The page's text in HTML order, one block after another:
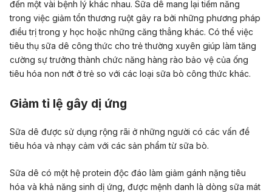
đến một vài bệnh lý khác nhau. Sữa dê mang lại tiềm năng
trong việc giảm tổn thương ruột gây ra bởi những phương pháp
điều trị trong y học hoặc những căng thẳng khác. Có thể việc
tiêu thụ sữa dê công thức cho trẻ thường xuyên giúp làm tăng
cường sự trưởng thành chức năng hàng rào bảo vệ của ống
tiêu hóa non nớt ở trẻ so với các loại sữa bò công thức khác.
Giảm tỉ lệ gây dị ứng
Sữa dê được sử dụng rộng rãi ở những người có các vấn đề
tiêu hóa và nhạy cảm với các sản phẩm từ sữa bò.
Sữa dê có một hệ protein độc đáo làm giảm gánh nặng tiêu
hóa và khả năng sinh dị ứng, được mệnh danh là dòng sữa mát